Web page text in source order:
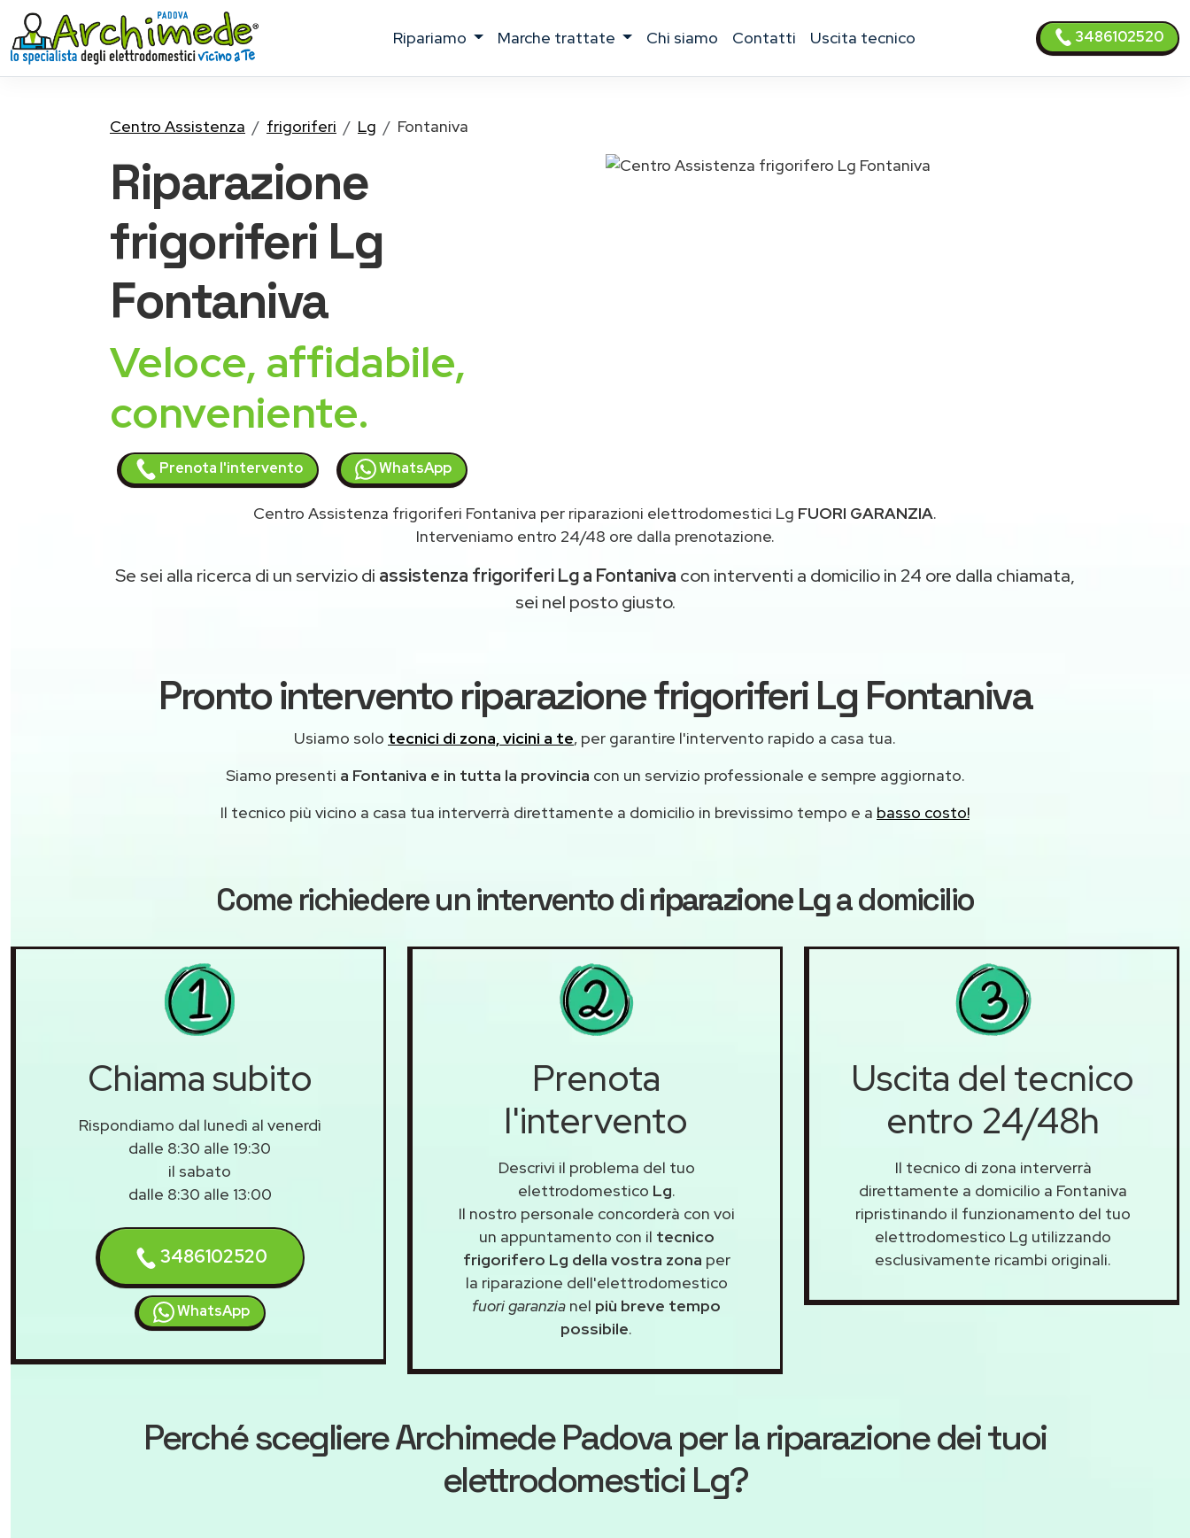
ripariamo marche trattate chi siamo contatti uscita tecnico 3486102520
Centro Assistenza frigoriferi Lg Fontaniva
Riparazione
frigoriferi Lg
Fontaniva
Veloce, affidabile,
conveniente.
Prenota l'intervento WhatsApp
Centro Assistenza frigoriferi Fontaniva per riparazioni elettrodomestici Lg FUORI GARANZIA.
Interveniamo entro 24/48 ore dalla prenotazione.
Se sei alla ricerca di un servizio di assistenza frigoriferi Lg a Fontaniva con interventi a domicilio in 24 ore dalla chiamata,
sei nel posto giusto.
Pronto intervento riparazione frigoriferi Lg Fontaniva
Usiamo solo tecnici di zona, vicini a te, per garantire l'intervento rapido a casa tua.
Siamo presenti a Fontaniva e in tutta la provincia con un servizio professionale e sempre aggiornato.
Il tecnico più vicino a casa tua interverrà direttamente a domicilio in brevissimo tempo e a basso costo!
Come richiedere un intervento diriparazione Lga domicilio
Chiama subito
Rispondiamo dal lunedì al venerdì
dalle 8:30 alle 19:30
il sabato
dalle 8:30 alle 13:00
3486102520
WhatsApp
Prenota
l'intervento
Descrivi il problema del tuo
elettrodomestico Lg.
Il nostro personale concorderà con voi
un appuntamento con il tecnico
frigorifero Lg della vostra zona per
la riparazione dell'elettrodomestico
fuori garanzia nel più breve tempo
possibile.
Uscita del tecnico
entro 24/48h
Il tecnico di zona interverrà
direttamente a domicilio a Fontaniva
ripristinando il funzionamento del tuo
elettrodomestico Lg utilizzando
esclusivamente ricambi originali.
Perché scegliereArchimede Padovaper la riparazione dei tuoi
elettrodomestici Lg?